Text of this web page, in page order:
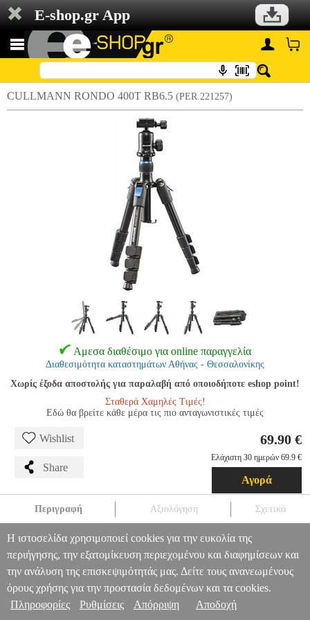
E-shop.gr App
CULLMANN RONDO 400T RB6.5 (PER.221257)
Αμεσα διαθέσιμο για online παραγγελία
Διαθεσιμότητα καταστημάτων Αθήνας - Θεσσαλονίκης
Χωρίς έξοδα αποστολής για παραλαβή από οποιοδήποτε eshop point!
Σταθερά Χαμηλές Τιμές!
Εδώ θα βρείτε κάθε μέρα τις πιο ανταγωνιστικές τιμές
Wishlist
Share
69.90 €
Ελάχιστη 30 ημερών 69.9 €
Αγορά
Περιγραφή Αξιολόγηση Σχετικά
CULLMANN RONDO 400T RB6.5 PER.221257 PER.221257
CULLMANN
CULLMANN
ΤΡΙΠΟΔΑ ΦΩΤΟΓΡΑΦΙΚΩΝ
CULLMANN RONDO 400T RB6.5
69.90
Πληροφορίες & Υπηρεσίες >
Η ιστοσελίδα χρησιμοποιεί cookies για την ευκολία της
περιήγησης, την εξατομίκευση περιεχομένου και διαφημίσεων και
την ανάλυση της επισκεψιμότητάς μας. Δείτε τους ανανεωμένους
όρους χρήσης για την προστασία δεδομένων και τα cookies.
Πληροφορίες
Ρυθμίσεις Απόρριψη Αποδοχή